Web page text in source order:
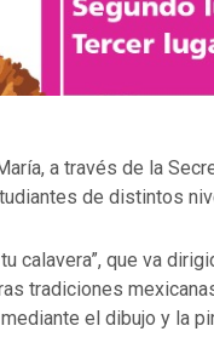
a través de la
de distintos
calavera”, que va
tradiciones
el dibujo y la